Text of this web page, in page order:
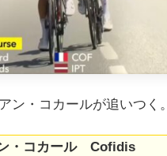
ン・コカールが追いつく。
・コカール Cofidis